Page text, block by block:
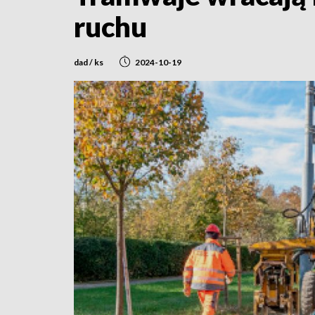
ruchu
dad / ks 2024-10-19